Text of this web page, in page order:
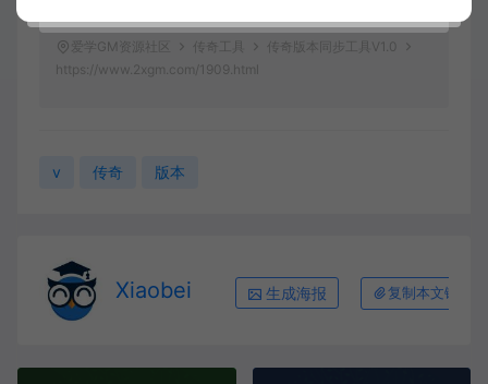
爱学GM资源社区 传奇工具
传奇版本同步工具V1.0
https://www.2xgm.com/1909.html
v 传奇 版本
Xiaobei 生成海报 复制本文链接